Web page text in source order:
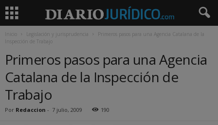
Inicio Legislación y jurisprudencia
Primeros pasos para una Agencia Catalana de la
Inspección de Trabajo
Primeros pasos para una Agencia
Catalana de la Inspección de
Trabajo
Por Redaccion - 7 julio, 2009 190